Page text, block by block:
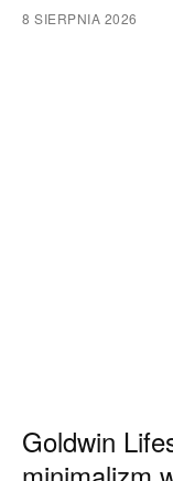
8 SIERPNIA 2026
Goldwin